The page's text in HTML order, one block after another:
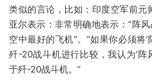
类似的言论，比如：印度空军前元
亚尔表示：非常明确地表示：“阵
空中最好的飞机”。“如果你必须将‘
歼-20战斗机进行比较，我认为‘阵
于歼-20战斗机。”